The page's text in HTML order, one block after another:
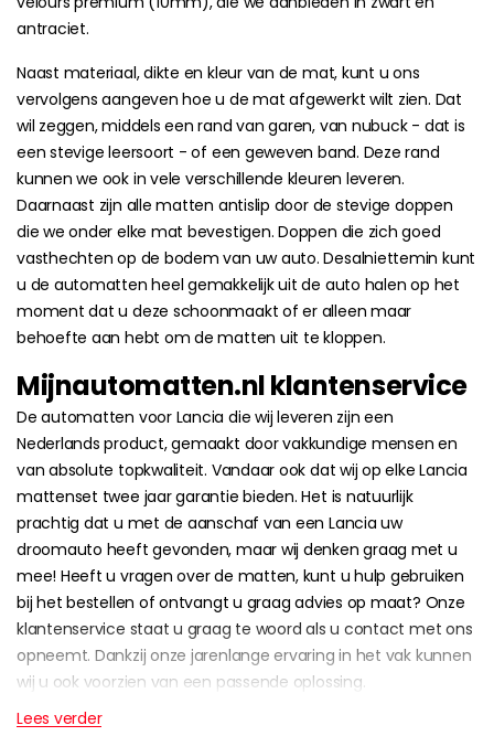
antraciet.
Naast materiaal, dikte en kleur van de mat, kunt u ons
vervolgens aangeven hoe u de mat afgewerkt wilt zien. Dat
wil zeggen, middels een rand van garen, van nubuck - dat is
een stevige leersoort - of een geweven band. Deze rand
kunnen we ook in vele verschillende kleuren leveren.
Daarnaast zijn alle matten antislip door de stevige doppen
die we onder elke mat bevestigen. Doppen die zich goed
vasthechten op de bodem van uw auto. Desalniettemin kunt
u de automatten heel gemakkelijk uit de auto halen op het
moment dat u deze schoonmaakt of er alleen maar
behoefte aan hebt om de matten uit te kloppen.
Mijnautomatten.nl klantenservice
De automatten voor Lancia die wij leveren zijn een
Nederlands product, gemaakt door vakkundige mensen en
van absolute topkwaliteit. Vandaar ook dat wij op elke Lancia
mattenset twee jaar garantie bieden. Het is natuurlijk
prachtig dat u met de aanschaf van een Lancia uw
droomauto heeft gevonden, maar wij denken graag met u
mee! Heeft u vragen over de matten, kunt u hulp gebruiken
bij het bestellen of ontvangt u graag advies op maat? Onze
klantenservice staat u graag te woord als u contact met ons
opneemt. Dankzij onze jarenlange ervaring in het vak kunnen
wij u ook voorzien van een passende oplossing.
Lees verder